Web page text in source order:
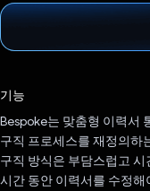
기능
Bespoke는 맞춤형 이력서
구직 프로세스를 재정의하
구직 방식은 부담스럽고
시간 동안 이력서를 수정